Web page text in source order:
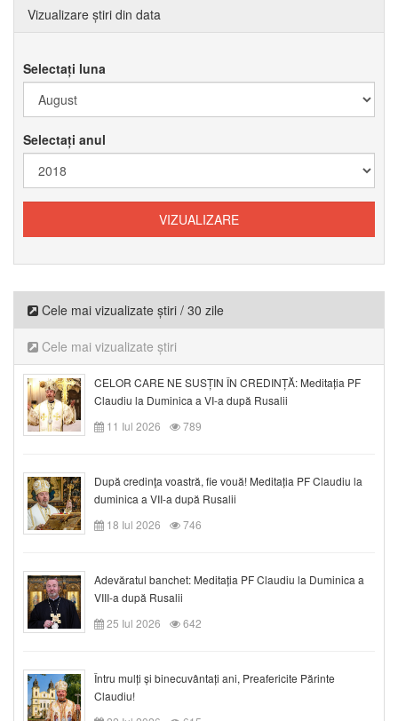
Vizualizare știri din data
Selectați luna
Selectați anul
Cele mai vizualizate știri / 30 zile
Cele mai vizualizate știri
CELOR CARE NE SUSȚIN ÎN CREDINȚĂ: Meditația PF
Claudiu la Duminica a VI-a după Rusalii
11 Iul 2026
789
După credinţa voastră, fie vouă! Meditația PF Claudiu la
duminica a VII-a după Rusalii
18 Iul 2026
746
Adevăratul banchet: Meditația PF Claudiu la Duminica a
VIII-a după Rusalii
25 Iul 2026
642
Întru mulți și binecuvântați ani, Preafericite Părinte
Claudiu!